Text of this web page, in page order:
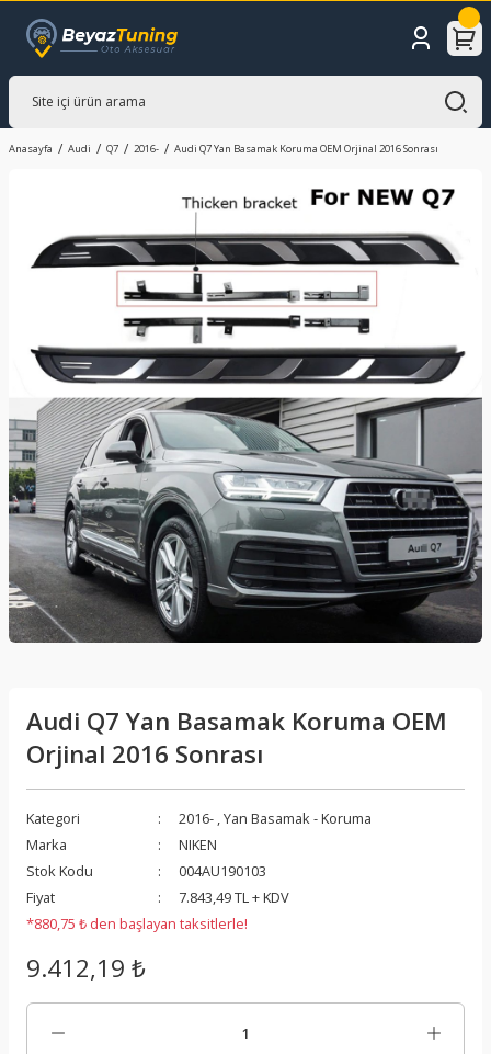
Anasayfa Audi Q7 2016- Audi Q7 Yan Basamak Koruma OEM Orjinal 2016 Sonrası
Audi Q7 Yan Basamak Koruma OEM
Orjinal 2016 Sonrası
Kategori 2016- ,Yan Basamak - Koruma
Marka
NIKEN
Stok Kodu
004AU190103
Fiyat
7.843,49 TL + KDV
*880,75 ₺ den başlayan taksitlerle!
9.412,19 ₺